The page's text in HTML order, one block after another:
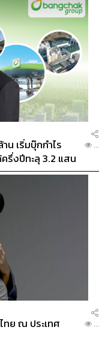
พรากไป
รณ์ที่ได้รับผลกระทบ
ล้านเครื่อง หรือ
หมด แต่จำนวนแค่นี้
ามารถดำเนินการต่อ
ว่า มูลค่าความเสีย
ล้านดอลลาร์
วขณะ ยิ่งตอกย้ำ
บระบบคอมพิวเตอร์
ดไม่ขาดจาก
คนส่วนใหญ่ยังมีหลาย
ในปัจจุบันนั้นไม่ใช่อีก
ยคนคือ ถ้าเราลืม
นคงไม่แปลกที่เรา
มไม่สบายใจ หรือ
วเตอร์หยุดทำงาน
” ธรรมนิติ์กล่าว
น เริ่มบุ๊กกำไร
รึ่งปีทะลุ 3.2 แสน
...
ทย ณ ประเทศ
...